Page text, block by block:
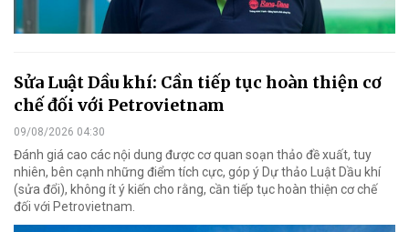
Sửa Luật Dầu khí: Cần tiếp tục hoàn thiện cơ
chế đối với Petrovietnam
09/08/2026 04:30
Đánh giá cao các nội dung được cơ quan soạn thảo đề xuất, tuy
nhiên, bên cạnh những điểm tích cực, góp ý Dự thảo Luật Dầu khí
(sửa đổi), không ít ý kiến cho rằng, cần tiếp tục hoàn thiện cơ chế
đối với Petrovietnam.